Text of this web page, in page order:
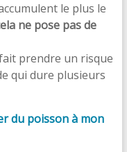
le plus le
ne pose pas de
prendre un risque
qui dure plusieurs
du poisson à mon